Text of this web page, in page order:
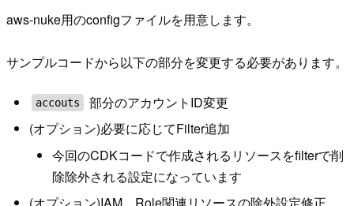
aws-nuke用のconfigファイルを用意します。
サンプルコードから以下の部分を変更する必要があります。
accouts
部分のアカウントID変更
(オプション)必要に応じてFilter追加
今回のCDKコードで作成されるリソースをfilterで削
除除外される設定になっています